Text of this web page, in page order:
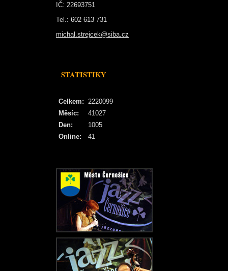
IČ: 22693751
Tel.: 602 613 731
michal.strejcek@siba.cz
STATISTIKY
Online: 41
Celkem: 2220099
Měsíc:
41027
Den:
1005